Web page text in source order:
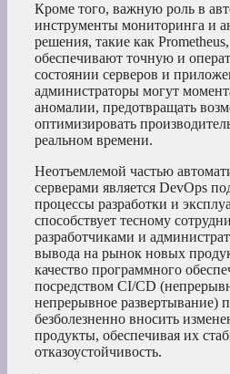
Кроме того, важную роль в
инструменты мониторинга и
решения, такие как
обеспечивают точную и
состоянии серверов и
администраторы могут
аномалии, предотвращать
оптимизировать
реальном времени.
Неотъемлемой частью
серверами является DevOps
процессы разработки и
способствует тесному
разработчиками и
вывода на рынок новых
качество программного
посредством CI/CD
непрерывное развертывание)
безболезненно вносить
продукты, обеспечивая их
отказоустойчивость.